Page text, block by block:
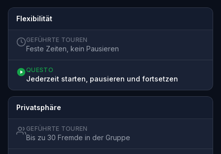
Flexibilität
GEFÜHRTE TOUREN
Feste Zeiten, kein Pausieren
QUESTO
Jederzeit starten, pausieren und fortsetzen
Privatsphäre
GEFÜHRTE TOUREN
Bis zu 30 Fremde in der Gruppe